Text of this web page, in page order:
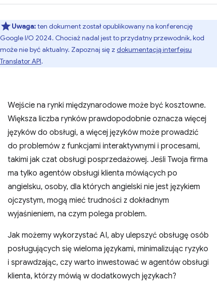
Uwaga:ten dokument został opublikowany na konferencję
Google I/O 2024. Chociaż nadal jest to przydatny przewodnik, kod
może nie być aktualny. Zapoznaj się z dokumentacją interfejsu
Translator API.
Wejście na rynki międzynarodowe może być kosztowne.
Większa liczba rynków prawdopodobnie oznacza więcej
języków do obsługi, a więcej języków może prowadzić
do problemów z funkcjami interaktywnymi i procesami,
takimi jak czat obsługi posprzedażowej. Jeśli Twoja firma
ma tylko agentów obsługi klienta mówiących po
angielsku, osoby, dla których angielski nie jest językiem
ojczystym, mogą mieć trudności z dokładnym
wyjaśnieniem, na czym polega problem.
Jak możemy wykorzystać AI, aby ulepszyć obsługę osób
posługujących się wieloma językami, minimalizując ryzyko
i sprawdzając, czy warto inwestować w agentów obsługi
klienta, którzy mówią w dodatkowych językach?